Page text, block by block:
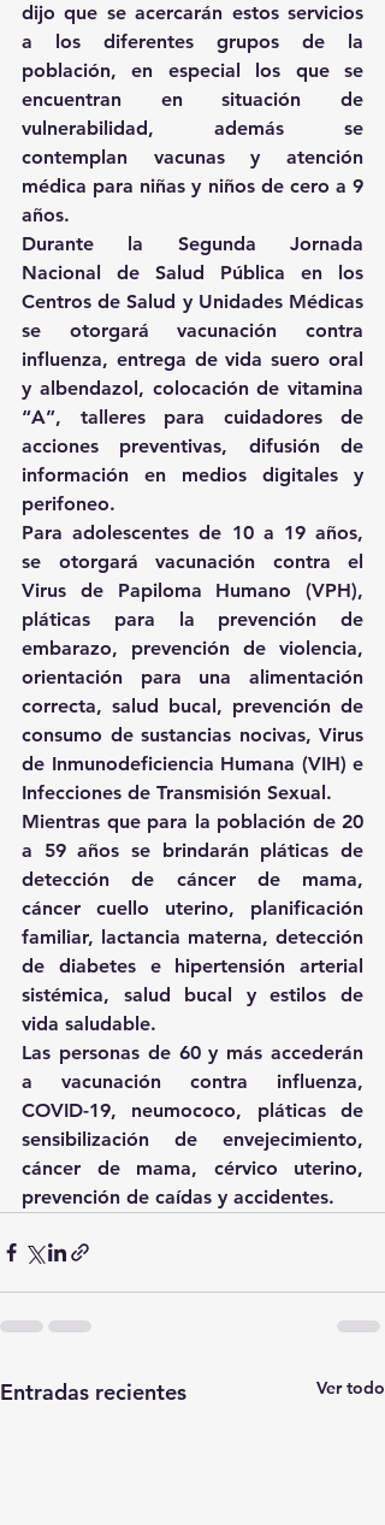
dijo que se acercarán estos servicios
a los diferentes grupos de la
población, en especial los que se
encuentran en situación de
vulnerabilidad, además se
contemplan vacunas y atención
médica para niñas y niños de cero a 9
años.
Durante la Segunda Jornada
Nacional de Salud Pública en los
Centros de Salud y Unidades Médicas
se otorgará vacunación contra
influenza, entrega de vida suero oral
y albendazol, colocación de vitamina
“A”, talleres para cuidadores de
acciones preventivas, difusión de
información en medios digitales y
perifoneo.
Para adolescentes de 10 a 19 años,
se otorgará vacunación contra el
Virus de Papiloma Humano (VPH),
pláticas para la prevención de
embarazo, prevención de violencia,
orientación para una alimentación
correcta, salud bucal, prevención de
consumo de sustancias nocivas, Virus
de Inmunodeficiencia Humana (VIH) e
Infecciones de Transmisión Sexual.
Mientras que para la población de 20
a 59 años se brindarán pláticas de
detección de cáncer de mama,
cáncer cuello uterino, planificación
familiar, lactancia materna, detección
de diabetes e hipertensión arterial
sistémica, salud bucal y estilos de
vida saludable.
Las personas de 60 y más accederán
a vacunación contra influenza,
COVID-19, neumococo, pláticas de
sensibilización de envejecimiento,
cáncer de mama, cérvico uterino,
prevención de caídas y accidentes.
Entradas recientes Ver todo